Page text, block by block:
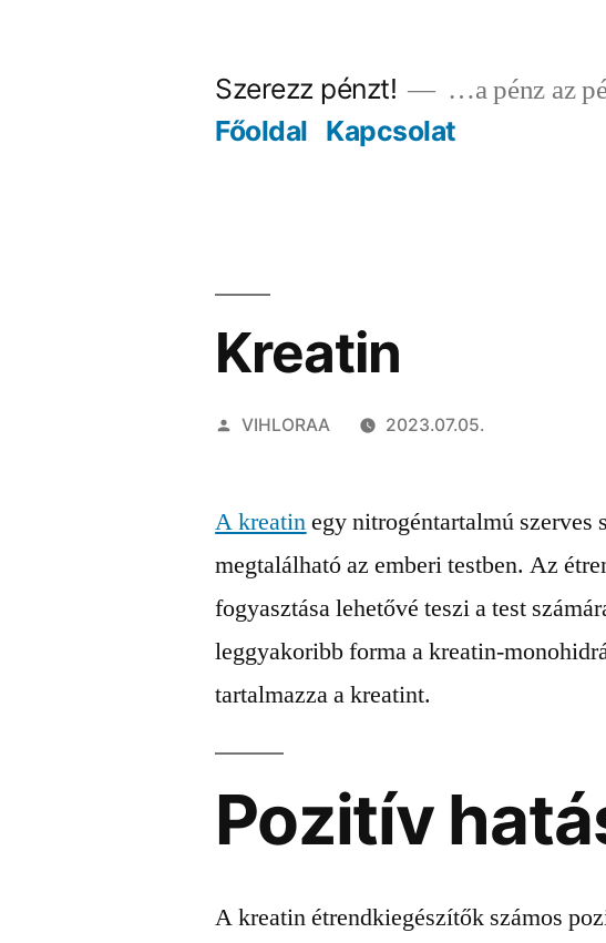
Szerezz pénzt! …a pénz az
Főoldal Kapcsolat
Kreatin
Szerző:
VIHLORAA 2023.07.05.
A kreatinegy nitrogéntartalmú szerves
megtalálható az emberi testben. Az
fogyasztása lehetővé teszi a test
leggyakoribb forma a kreatin-
tartalmazza a kreatint.
Pozitív
A kreatin étrendkiegészítők számos